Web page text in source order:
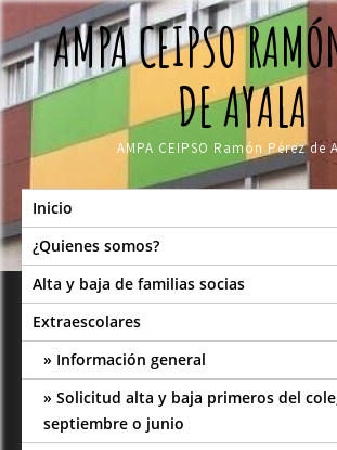
Skip
to
contentAMPA CEIPSO
DE AYALA
AMPA CEIPSO Ramón Pérez de
Inicio
¿Quienes somos?
Alta y baja de familias socias
Extraescolares
Información general
Solicitud alta y baja primeros del
septiembre o junio